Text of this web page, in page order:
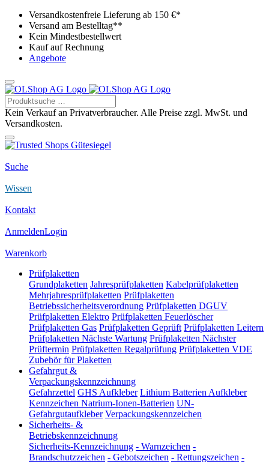
Versandkostenfreie Lieferung ab 150 €*
Versand am Bestelltag**
Kein Mindestbestellwert
Kauf auf Rechnung
Angebote
Kein Verkauf an Privatverbraucher. Alle Preise zzgl. MwSt. und
Versandkosten.
Suche
Wissen
Kontakt
AnmeldenLogin
Warenkorb
Prüfplaketten
Grundplaketten Jahresprüfplaketten Kabelprüfplaketten
Mehrjahresprüfplaketten Prüfplaketten
Betriebssicherheitsverordnung Prüfplaketten DGUV
Prüfplaketten Elektro Prüfplaketten Feuerlöscher
Prüfplaketten Gas Prüfplaketten Geprüft Prüfplaketten Leitern
Prüfplaketten Nächste Wartung Prüfplaketten Nächster
Prüftermin Prüfplaketten Regalprüfung Prüfplaketten VDE
Zubehör für Plaketten
Gefahrgut &
Verpackungskennzeichnung
Gefahrzettel GHS Aufkleber Lithium Batterien Aufkleber
Kennzeichen Natrium-Ionen-Batterien UN-
Gefahrgutaufkleber Verpackungskennzeichen
Sicherheits- &
Betriebskennzeichnung
Sicherheits-Kennzeichnung - Warnzeichen -
Brandschutzzeichen - Gebotszeichen - Rettungszeichen -